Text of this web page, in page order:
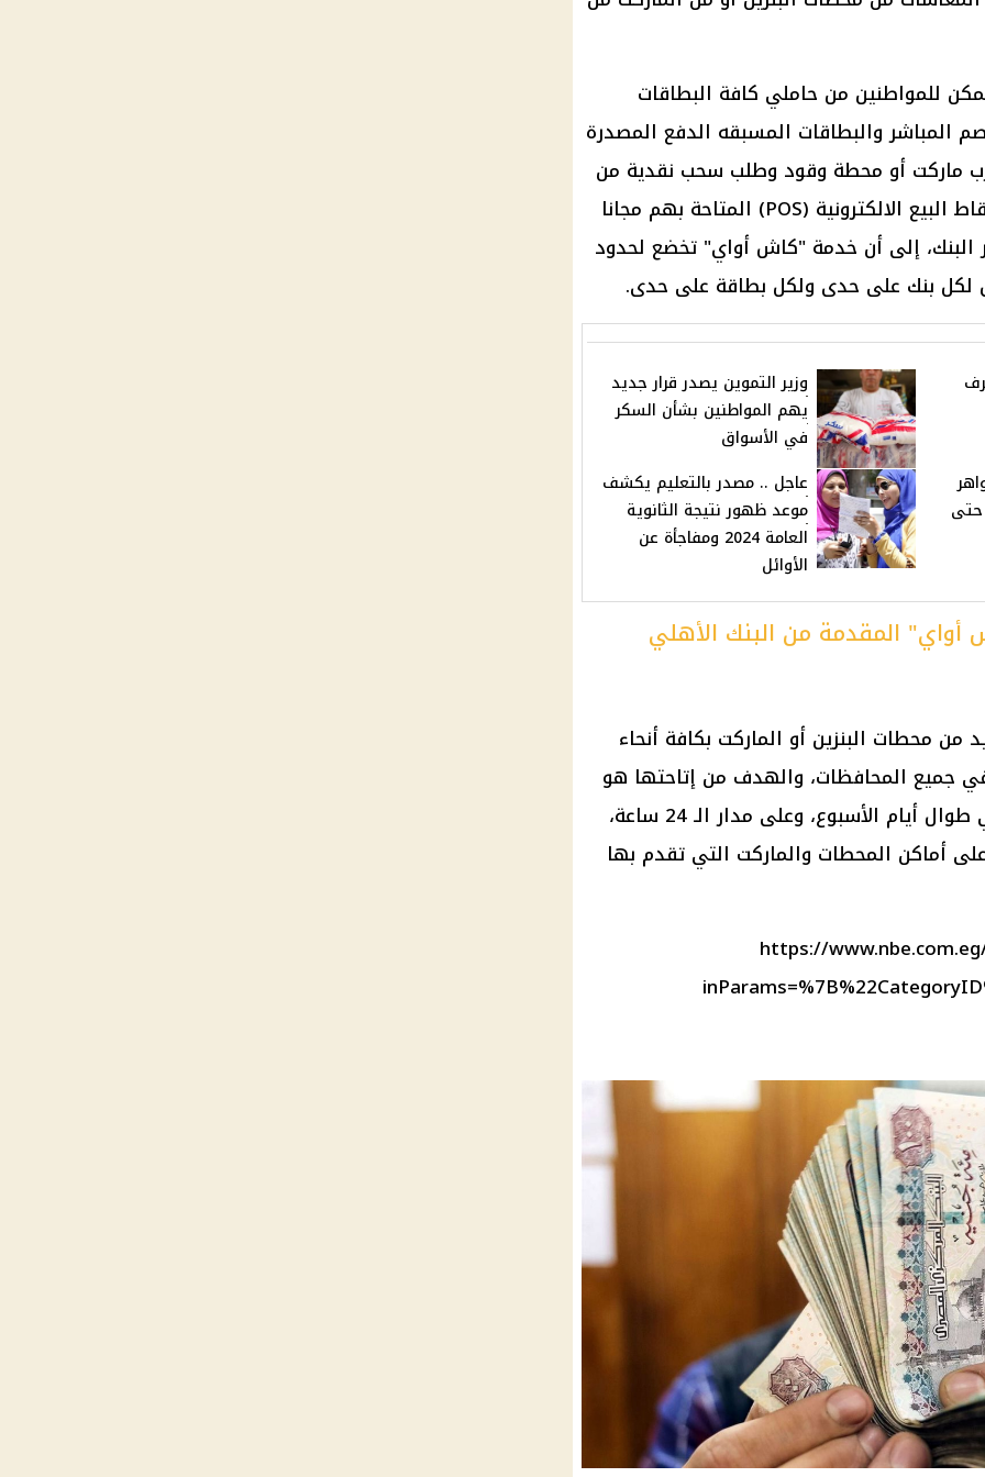
للمواطنين من حاملي كافة البطاقات
المباشر والبطاقات المسبقه الدفع المصدرة
ماركت أو محطة وقود وطلب سحب نقدية من
البطاقات وذلك من خلال ماكينات نقاط البيع الالكترونية (POS) المتاحة بهم مجانا
البنك، إلى أن خدمة "كاش أواي" تخضع لحدود
لكل بنك على حدى ولكل بطاقة على حدى.
وزير التموين يصدر قرار جديد
يهم المواطنين بشأن السكر
في الأسواق
حتى
عاجل .. مصدر بالتعليم يكشف
موعد ظهور نتيجة الثانوية
العامة 2024 ومفاجأة عن
الأوائل
المقدمة من البنك الأهلي
محطات البنزين أو الماركت بكافة أنحاء
جميع المحافظات، والهدف من إتاحتها هو
التواجد مع عملاء القطاع المصرفي طوال أيام الأسبوع، وعلى مدار الـ 24 ساعة،
على أماكن المحطات والماركت التي تقدم بها
https://